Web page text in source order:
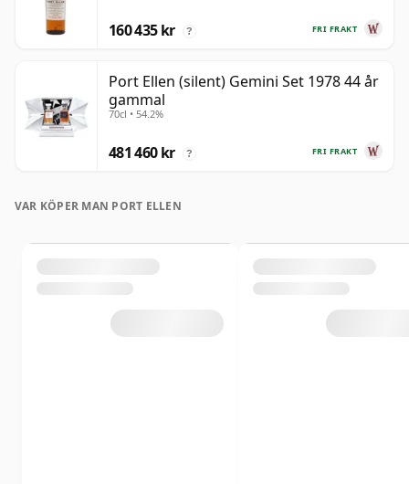
FRI FRAKT
160 435 kr ?
Port Ellen (silent) Gemini Set 1978 44 år
gammal
70cl • 54.2%
FRI FRAKT
481 460 kr ?
VAR KÖPER MAN PORT ELLEN